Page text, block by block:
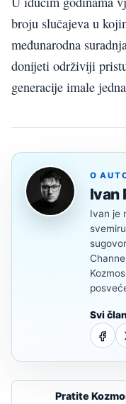
broju slučajeva u
međunarodna
donijeti održiviji
generacije imale
O
Ivan
Ivan je
Svi
Pratite